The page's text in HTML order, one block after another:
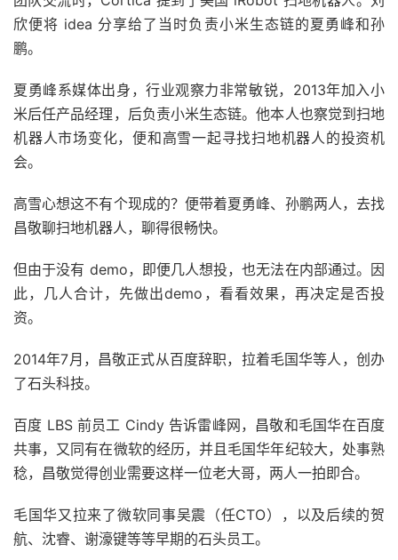
欣便将 idea 分享给了当时负责小米生态链的夏勇峰和孙
鹏。
夏勇峰系媒体出身，行业观察力非常敏锐，2013年加入小
米后任产品经理，后负责小米生态链。他本人也察觉到扫地
机器人市场变化，便和高雪一起寻找扫地机器人的投资机
会。
高雪心想这不有个现成的？便带着夏勇峰、孙鹏两人，去找
昌敬聊扫地机器人，聊得很畅快。
但由于没有 demo，即便几人想投，也无法在内部通过。因
此，几人合计，先做出demo，看看效果，再决定是否投
资。
2014年7月，昌敬正式从百度辞职，拉着毛国华等人，创办
了石头科技。
百度 LBS 前员工 Cindy 告诉雷峰网，昌敬和毛国华在百度
共事，又同有在微软的经历，并且毛国华年纪较大，处事熟
稔，昌敬觉得创业需要这样一位老大哥，两人一拍即合。
毛国华又拉来了微软同事吴震（任CTO），以及后续的贺
航、沈睿、谢濠键等等早期的石头员工。